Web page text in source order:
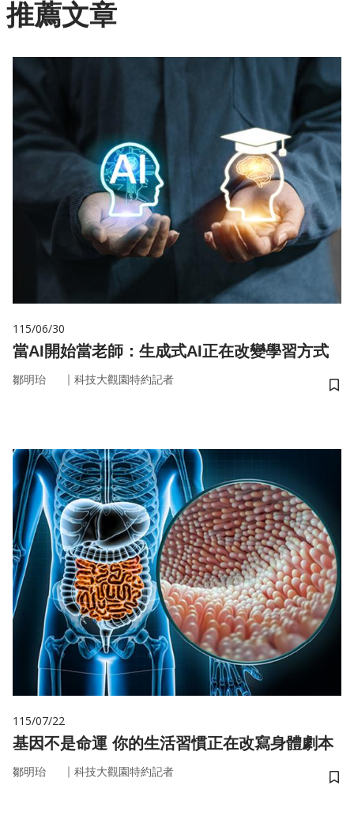
推薦文章
115/06/30
當AI開始當老師：生成式AI正在改變學習方式
鄒明珆 ｜ 科技大觀園特約記者
儲
115/07/22
基因不是命運 你的生活習慣正在改寫身體劇本
鄒明珆 ｜ 科技大觀園特約記者
儲